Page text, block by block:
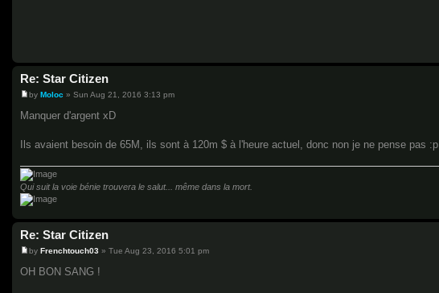
Re: Star Citizen
P
s
by Moloc » Sun Aug 21, 2016 3:13 pm
Manquer d'argent xD
Ils avaient besoin de 65M, ils sont à 120m $ à l'heure actuel, donc non je ne pense pas :p
Qui suit la voie bénie trouvera le salut... même dans la mort.
Re: Star Citizen
P
o
s
by Frenchtouch03 » Tue Aug 23, 2016 5:01 pm
OH BON SANG !